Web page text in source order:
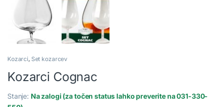
Kozarci, Set kozarcev
Kozarci Cognac
Stanje: Na zalogi (za točen status lahko preverite na 031-330-